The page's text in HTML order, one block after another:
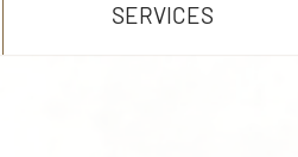
SERVICES